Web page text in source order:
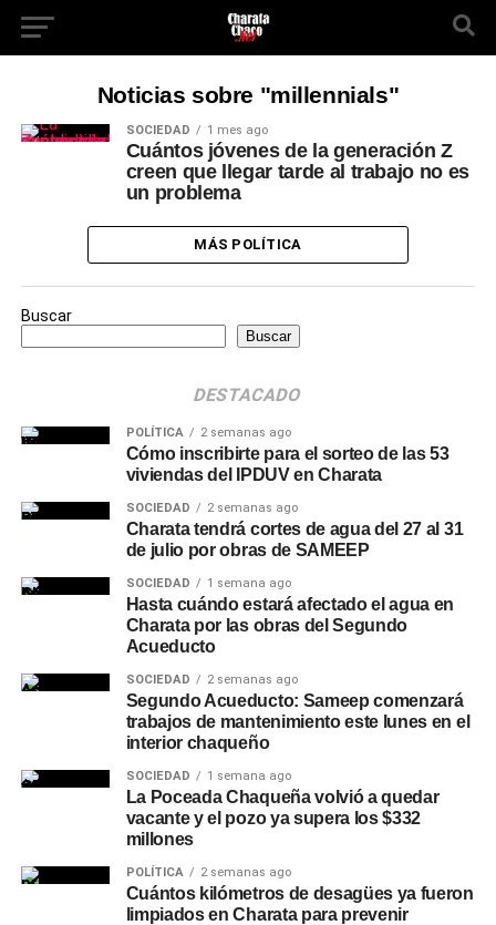
Noticias sobre "millennials"
SOCIEDAD 1 mes ago
Cuántos jóvenes de la generación Z
creen que llegar tarde al trabajo no es
un problema
MÁS POLÍTICA
Buscar
Buscar
DESTACADO
POLÍTICA 2 semanas ago
Cómo inscribirte para el sorteo de las 53
viviendas del IPDUV en Charata
SOCIEDAD 2 semanas ago
Charata tendrá cortes de agua del 27 al 31
de julio por obras de SAMEEP
SOCIEDAD 1 semana ago
Hasta cuándo estará afectado el agua en
Charata por las obras del Segundo
Acueducto
SOCIEDAD 2 semanas ago
Segundo Acueducto: Sameep comenzará
trabajos de mantenimiento este lunes en el
interior chaqueño
SOCIEDAD 1 semana ago
La Poceada Chaqueña volvió a quedar
vacante y el pozo ya supera los $332
millones
POLÍTICA 2 semanas ago
Cuántos kilómetros de desagües ya fueron
limpiados en Charata para prevenir